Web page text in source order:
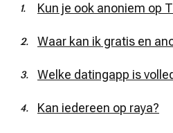
Kun je ook anoniem op
Waar kan ik gratis en
Welke datingapp is
Kan iedereen op raya?